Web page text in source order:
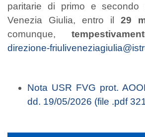
paritarie di primo e secondo
Venezia Giulia, entro il 29
comunque,
direzione-
Nota USR FVG prot.
dd. 19/05/2026 (file .pdf